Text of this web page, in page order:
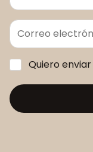
Quiero